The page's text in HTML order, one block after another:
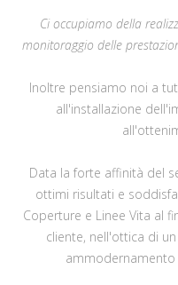
Ci occupiamo della
monitoraggio delle
Inoltre pensiamo noi a
all'installazione
Data la forte affinità del
ottimi risultati e
Coperture e Linee Vita al
cliente, nell'ottica di
ammodernamento